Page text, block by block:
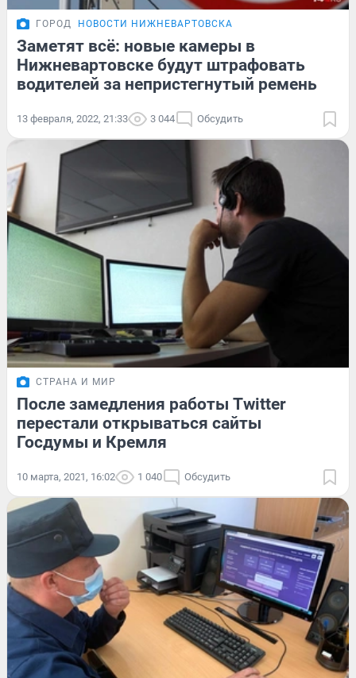
ГОРОД НОВОСТИ НИЖНЕВАРТОВСКА
Заметят всё: новые камеры в
Нижневартовске будут штрафовать
водителей за непристегнутый ремень
13 февраля, 2022, 21:33 3 044 Обсудить
СТРАНА И МИР
После замедления работы Twitter
перестали открываться сайты
Госдумы и Кремля
10 марта, 2021, 16:02 1 040 Обсудить